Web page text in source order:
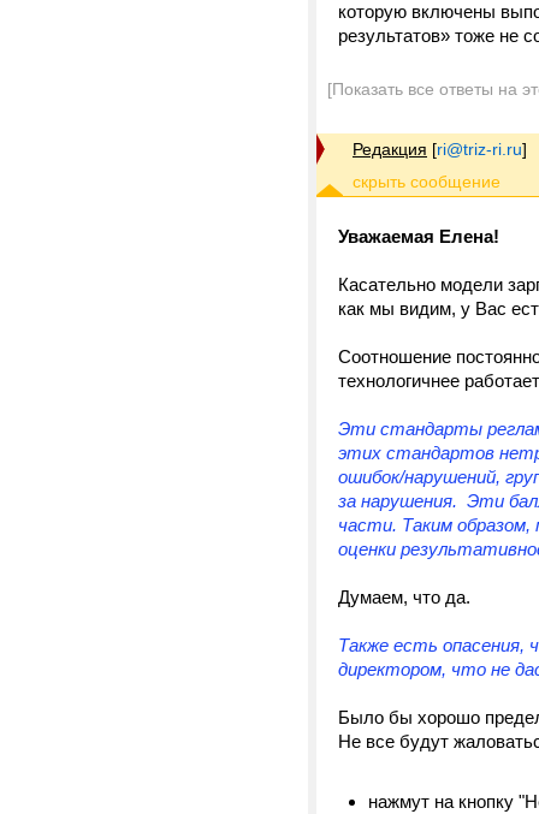
которую включены
результатов» тоже не
[Показать все ответы на
Редакция [ri@triz-ri.ru]
Уважаемая Елена!
Касательно модели
как мы видим, у Вас
Соотношение
технологичнее
Эти стандарты
этих стандартов
ошибок/нарушений,
за нарушения. Эти
части. Таким
оценки
Думаем, что да.
Также есть опасения,
директором, что не
Было бы хорошо
Не все будут
нажмут на кнопку